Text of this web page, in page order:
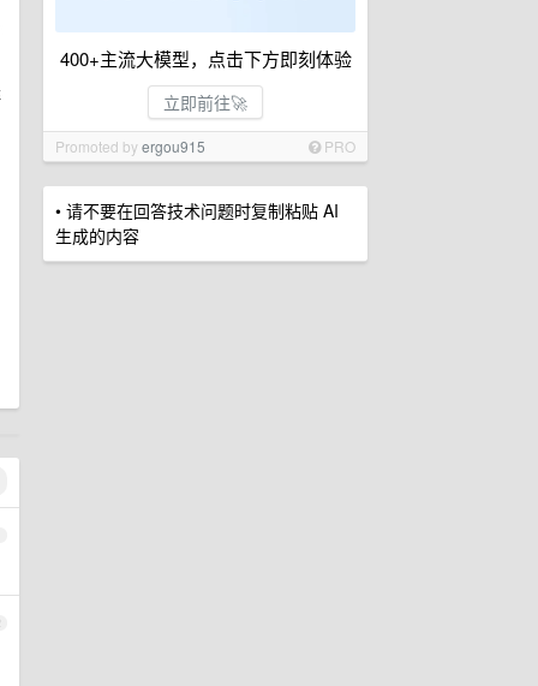
400+主流大模型，点击下方即刻体验
立即前往🚀
Promoted byergou915 PRO
• 请不要在回答技术问题时复制粘贴 AI
生成的内容